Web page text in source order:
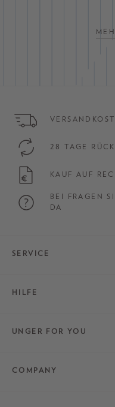
28 TAGE
KAUF AUF
BEI FRAGEN
DA
SERVICE
HILFE
UNGER FOR YOU
COMPANY